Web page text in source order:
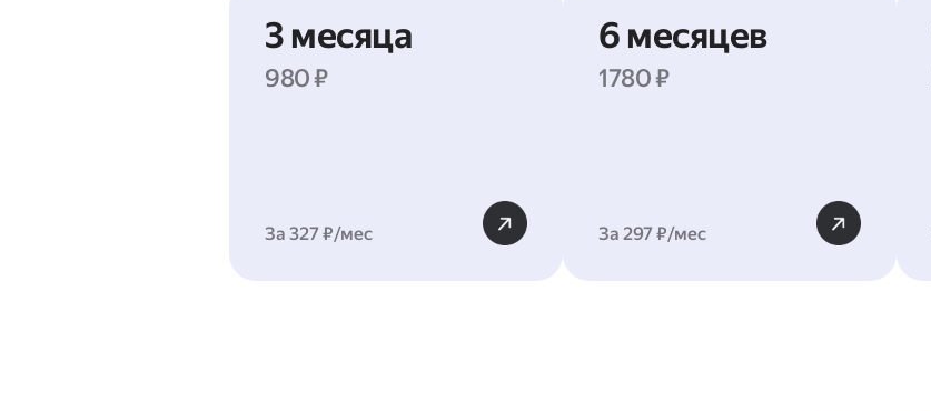
3 месяца
980 ₽
За 327 ₽/мес
6 месяцев
1780 ₽
За 297 ₽/мес